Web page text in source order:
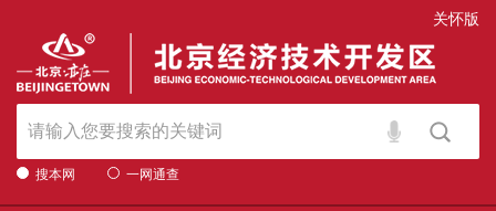
关怀版
搜本网 一网通查